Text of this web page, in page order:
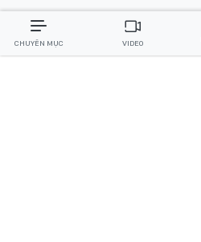
CHUYÊN MỤC VIDEO